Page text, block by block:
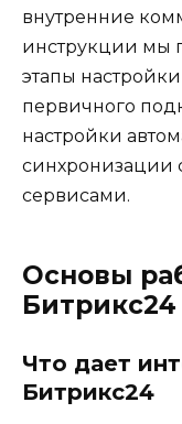
внутренние
инструкции мы
этапы
первичного
настройки
синхронизации
сервисами.
Основы
Битрикс24
Что дает
Битрикс24